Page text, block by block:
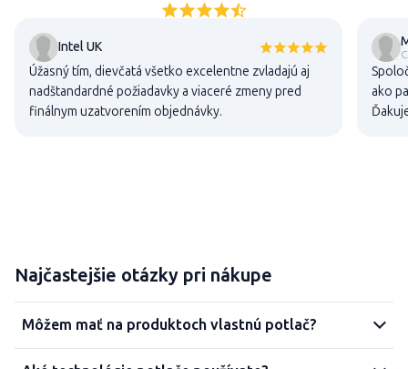
Intel UK
Úžasný tím, dievčatá všetko excelentne zvladajú aj
nadštandardné požiadavky a viaceré zmeny pred
finálnym uzatvorením objednávky.
ako
Najčastejšie otázky pri nákupe
Môžem mať na produktoch vlastnú potlač?